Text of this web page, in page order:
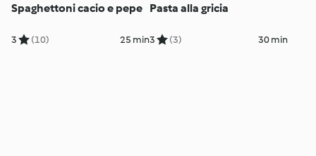
Spaghettoni cacio e pepe
3 (10) 25 min
Pasta alla gricia
3 (3) 30 min